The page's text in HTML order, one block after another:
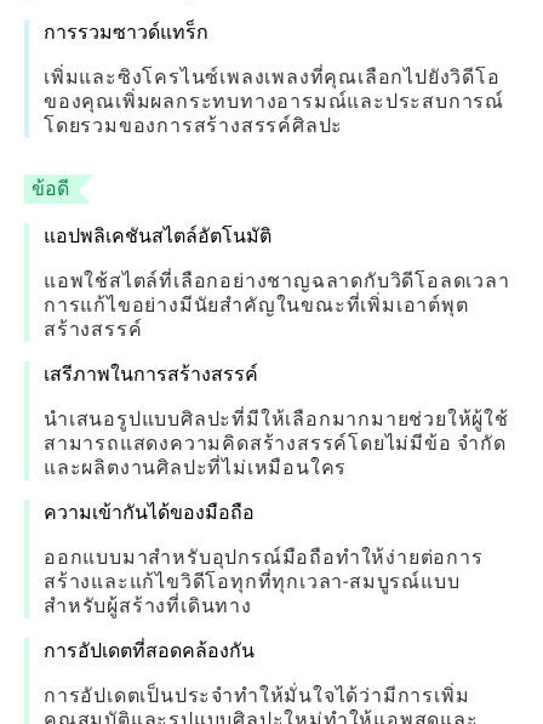
การรวมซาวด์แทร็ก
เพิ่มและซิงโครไนซ์เพลงเพลงที่คุณเลือกไปยังวิดีโอ
ของคุณเพิ่มผลกระทบทางอารมณ์และประสบการณ์
โดยรวมของการสร้างสรรค์ศิลปะ
ข้อดี
แอปพลิเคชันสไตล์อัตโนมัติ
แอพใช้สไตล์ที่เลือกอย่างชาญฉลาดกับวิดีโอลดเวลา
การแก้ไขอย่างมีนัยสำคัญในขณะที่เพิ่มเอาต์พุต
สร้างสรรค์
เสรีภาพในการสร้างสรรค์
นำเสนอรูปแบบศิลปะที่มีให้เลือกมากมายช่วยให้ผู้ใช้
สามารถแสดงความคิดสร้างสรรค์โดยไม่มีข้อ จำกัด
และผลิตงานศิลปะที่ไม่เหมือนใคร
ความเข้ากันได้ของมือถือ
ออกแบบมาสำหรับอุปกรณ์มือถือทำให้ง่ายต่อการ
สร้างและแก้ไขวิดีโอทุกที่ทุกเวลา-สมบูรณ์แบบ
สำหรับผู้สร้างที่เดินทาง
การอัปเดตที่สอดคล้องกัน
การอัปเดตเป็นประจำทำให้มั่นใจได้ว่ามีการเพิ่ม
คุณสมบัติและรูปแบบศิลปะใหม่ทำให้แอพสดและ